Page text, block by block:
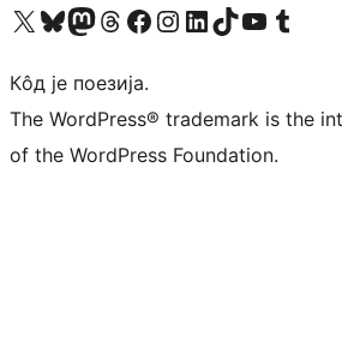
Visit our X (formerly Twitter) account
Посетите наш Bluesky налог
Visit our Mastodon account
Посетите наш налог на Threads-у Visit our Facebook page
Посетите наш Инстаграм налог
Visit our LinkedIn account
Посетите наш TikTok налог
Visit our YouTube channel
Посетите наш Tumblr налог
Кôд је поезија.
The WordPress® trademark is the
of the WordPress Foundation.